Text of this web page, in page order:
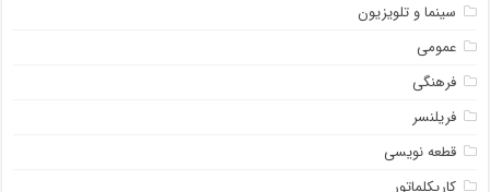
سینما و تلویزیون
عمومی
فرهنگی
فریلنسر
قطعه نویسی
کاریکلماتور